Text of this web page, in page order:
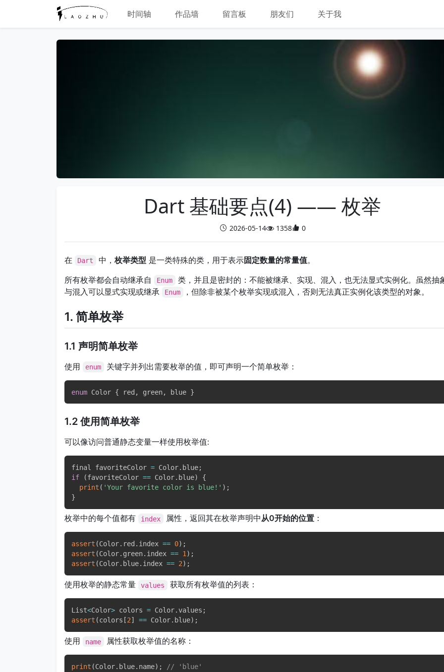
时间轴 作品墙 留言板 朋友们 关于我
Dart 基础要点(4) —— 枚举
2026-05-14 1358 0
在 Dart 中， 枚举类型 是一类特殊的类，用于表示固定数量的常量值。
所有枚举都会自动继承自
Enum
类，并且是密封的：不能被继承、实现、混入，也无法显式实例化。虽然抽
与混入可以显式实现或继承
Enum ，但除非被某个枚举实现或混入，否则无法真正实例化该类型的对象。
1. 简单枚举
1.1 声明简单枚举
使用 enum 关键字并列出需要枚举的值，即可声明一个简单枚举：
enum Color { red , green, blue }
1.2 使用简单枚举
可以像访问普通静态变量一样使用枚举值:
final favoriteColor = Color. blue;
if
(favoriteColor == Color. blue)
{
print ( 'Your favorite color is blue!' ) ;
}
枚举中的每个值都有 index 属性，返回其在枚举声明中从0开始的位置：
assert (Color. red . index == 0) ;
assert (Color. green. index == 1 ) ;
assert (Color. blue. index == 2) ;
使用枚举的静态常量 values 获取所有枚举值的列表：
List<Color> colors = Color. values ;
assert (colors [2] == Color. blue) ;
使用 name 属性获取枚举值的名称：
print (Color. blue. name) ; // 'blue'